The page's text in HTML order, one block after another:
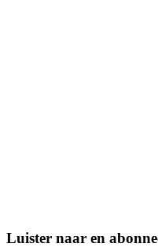
Luister naar en